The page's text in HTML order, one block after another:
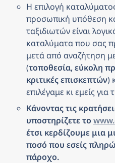
Η επιλογή
προσωπική υπόθεση
ταξιδιωτών είναι
καταλύματα που σας
μετά από αναζήτηση
(τοποθεσία, εύκολη
κριτικές επισκεπτών)
επιλέγαμε κι εμείς
Κάνοντας τις
υποστηρίζετε το
έτσι κερδίζουμε μια
ποσό που εσείς
πάροχο.